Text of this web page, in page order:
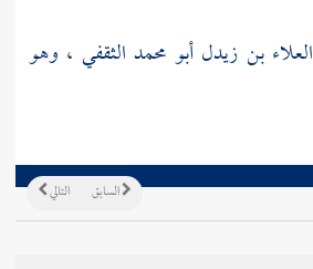
العلاء بن زيدل أبو محمد الثقفي ، وهو
التالي السابق